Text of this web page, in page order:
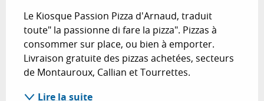
Le Kiosque Passion Pizza d'Arnaud, traduit
toute" la passionne di fare la pizza". Pizzas à
consommer sur place, ou bien à emporter.
Livraison gratuite des pizzas achetées, secteurs
de Montauroux, Callian et Tourrettes.
Lire la suite